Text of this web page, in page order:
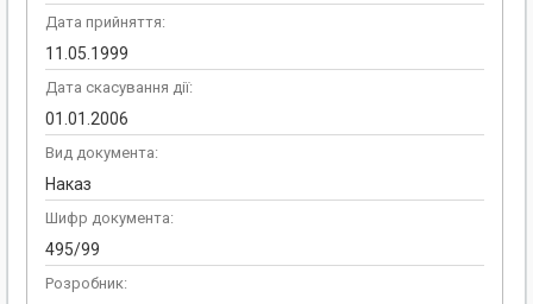
Дата прийняття:
11.05.1999
Дата скасування дії:
01.01.2006
Вид документа:
Наказ
Шифр документа:
495/99
Розробник: